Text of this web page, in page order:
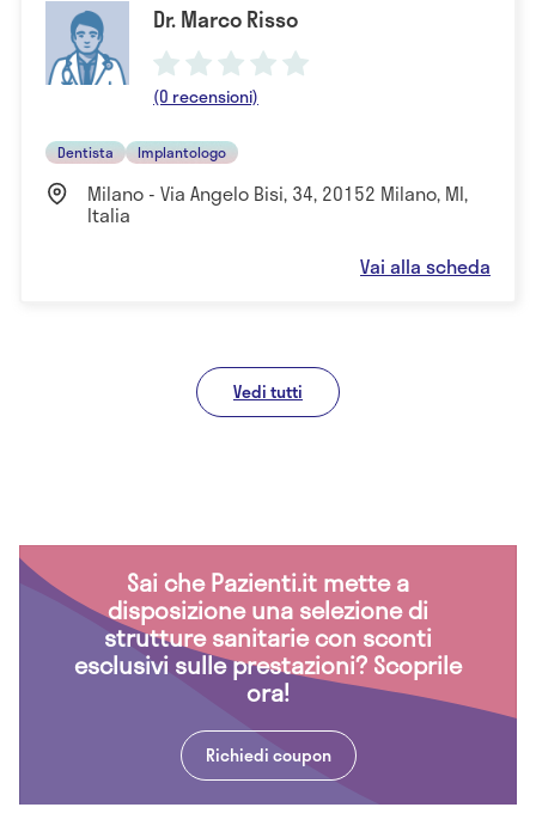
Dr. Marco Risso
(0 recensioni)
Dentista Implantologo
Milano - Via Angelo Bisi, 34, 20152 Milano, MI,
Italia
Vai alla scheda
Vedi tutti
Sai che Pazienti.it mette a
disposizione una selezione di
strutture sanitarie con sconti
esclusivi sulle prestazioni? Scoprile
ora!
Richiedi coupon